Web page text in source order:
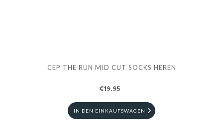
CEP THE RUN MID CUT SOCKS HEREN
€19.95
IN DEN EINKAUFSWAGEN